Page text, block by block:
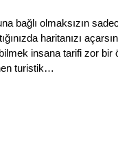
bağlı olmaksızın
haritanızı
insana tarifi zor
turistik…